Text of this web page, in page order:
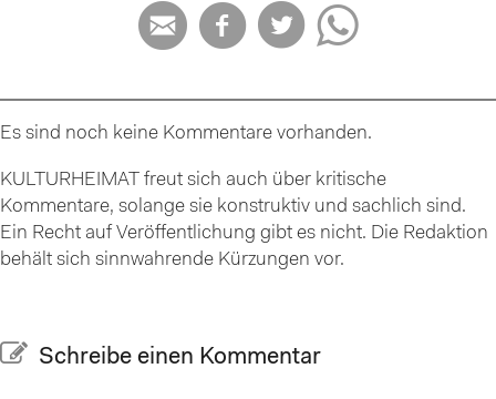
   
Es sind noch keine Kommentare vorhanden.
KULTURHEIMAT freut sich auch über kritische
Kommentare, solange sie konstruktiv und sachlich sind.
Ein Recht auf Veröffentlichung gibt es nicht. Die Redaktion
behält sich sinnwahrende Kürzungen vor.
Schreibe einen Kommentar